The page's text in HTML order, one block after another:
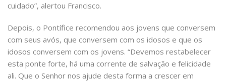
cuidado”, alertou Francisco.
Depois, o Pontífice recomendou aos jovens que conversem
com seus avós, que conversem com os idosos e que os
idosos conversem com os jovens. “Devemos restabelecer
esta ponte forte, há uma corrente de salvação e felicidade
ali. Que o Senhor nos ajude desta forma a crescer em